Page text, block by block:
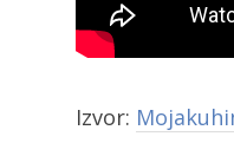
Izvor: